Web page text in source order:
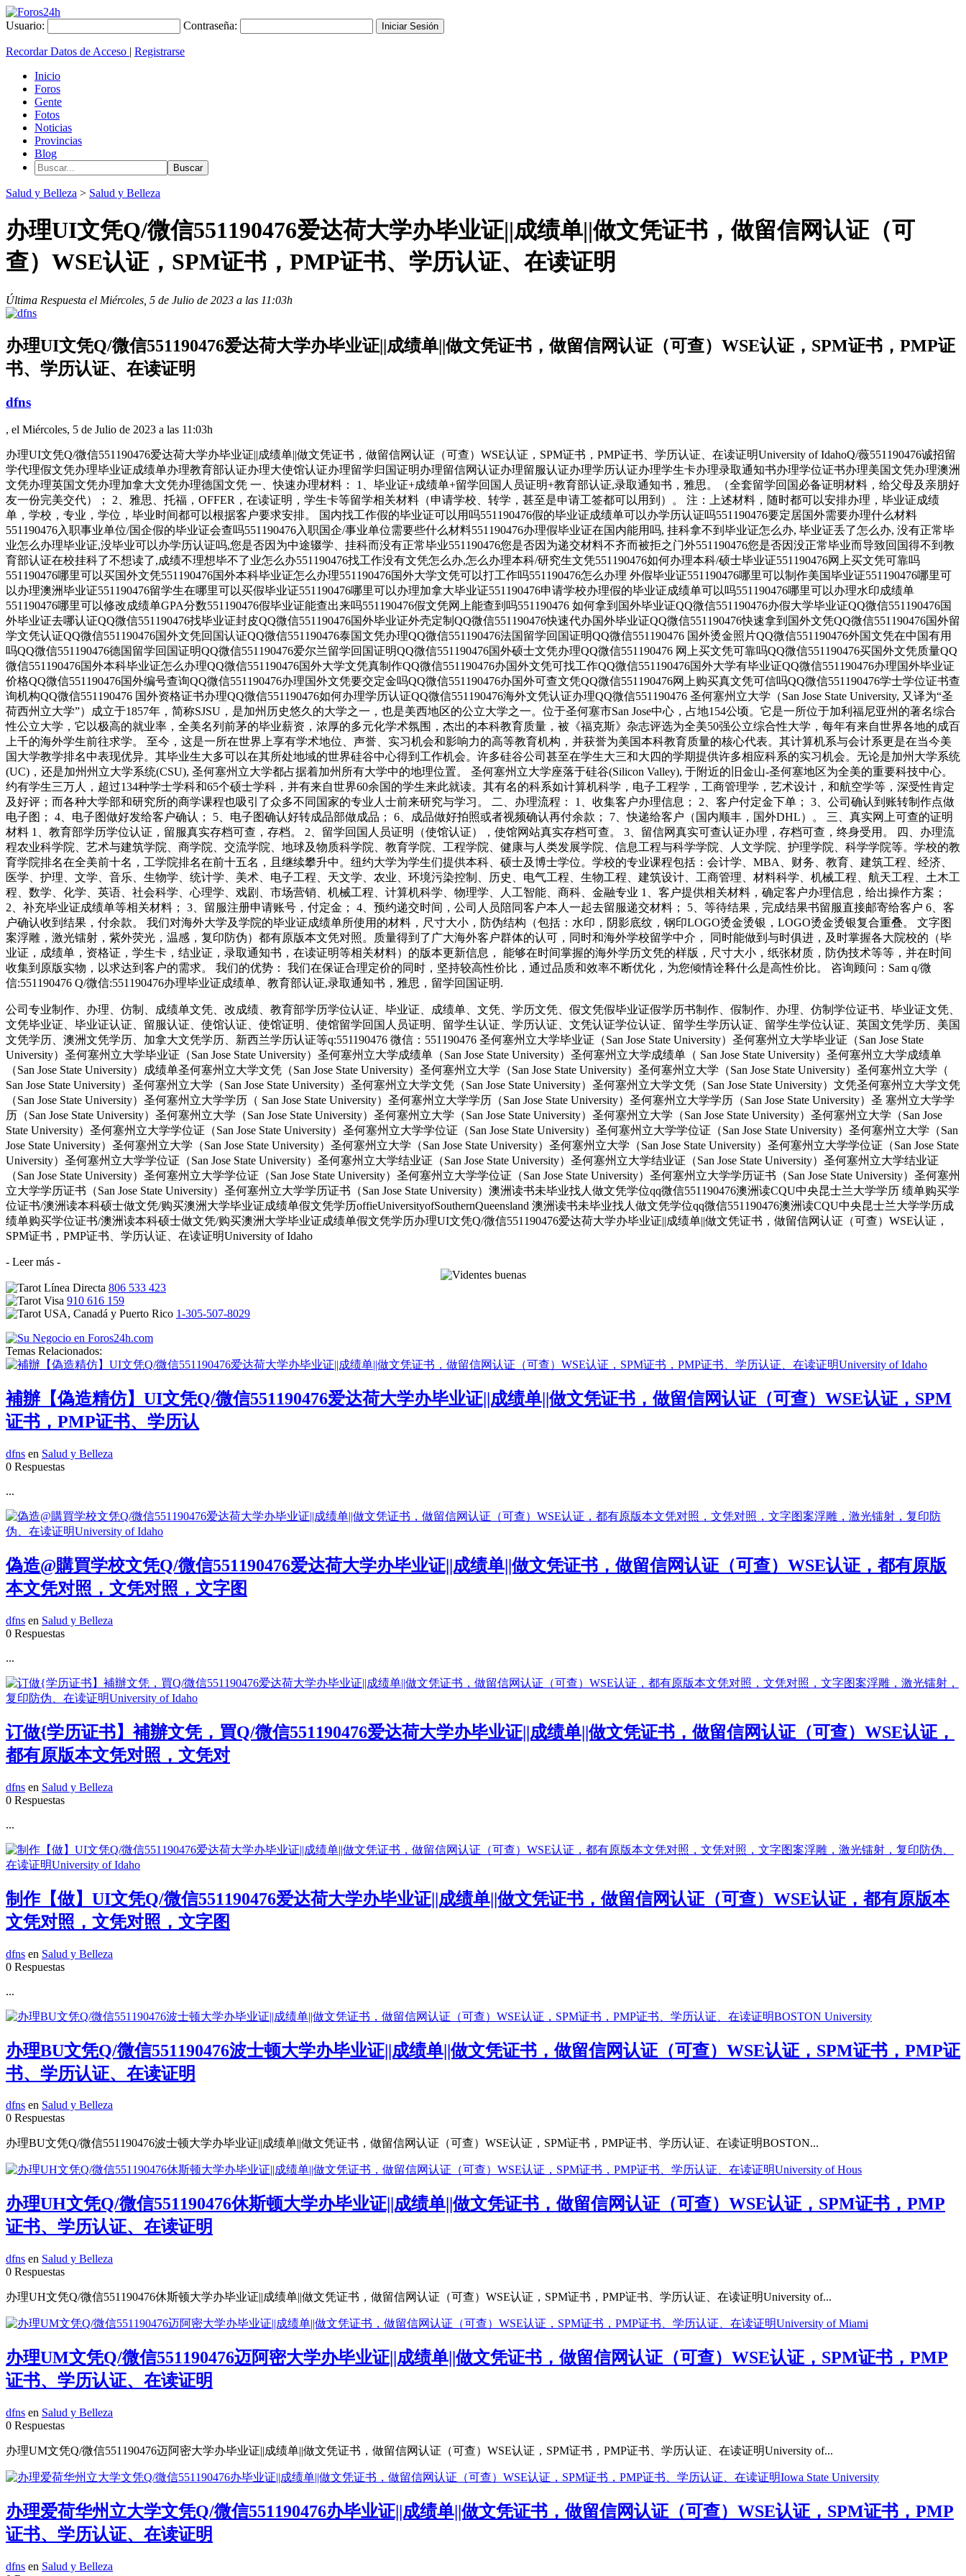
Usuario: Contraseña:
Recordar Datos de Acceso | Registrarse
Inicio
Foros
Gente
Fotos
Noticias
Provincias
Blog
Salud y Belleza > Salud y Belleza
办理UI文凭Q/微信551190476爱达荷大学办毕业证||成绩单||做文凭证书，做留信网认证（可
查）WSE认证，SPM证书，PMP证书、学历认证、在读证明
Última Respuesta el Miércoles, 5 de Julio de 2023 a las 11:03h
办理UI文凭Q/微信551190476爱达荷大学办毕业证||成绩单||做文凭证书，做留信网认证（可查）WSE认证，SPM证书，PMP证
书、学历认证、在读证明
dfns
, el Miércoles, 5 de Julio de 2023 a las 11:03h
办理UI文凭Q/微信551190476爱达荷大学办毕业证||成绩单||做文凭证书，做留信网认证（可查）WSE认证，SPM证书，PMP证书、学历认证、在读证明University of IdahoQ/薇551190476诚招留
学代理假文凭办理毕业证成绩单办理教育部认证办理大使馆认证办理留学归国证明办理留信网认证办理留服认证办理学历认证办理学生卡办理录取通知书办理学位证书办理美国文凭办理澳洲
文凭办理英国文凭办理加拿大文凭办理德国文凭 一、快速办理材料： 1、毕业证+成绩单+留学回国人员证明+教育部认证,录取通知书，雅思。（全套留学回国必备证明材料，给父母及亲朋好
友一份完美交代）； 2、雅思、托福，OFFER，在读证明，学生卡等留学相关材料（申请学校、转学，甚至是申请工签都可以用到）。 注：上述材料，随时都可以安排办理，毕业证成绩
单，学校，专业，学位，毕业时间都可以根据客户要求安排。 国内找工作假的毕业证可以用吗551190476假的毕业证成绩单可以办学历认证吗551190476要定居国外需要办理什么材料
551190476入职事业单位/国企假的毕业证会查吗551190476入职国企/事业单位需要些什么材料551190476办理假毕业证在国内能用吗, 挂科拿不到毕业证怎么办, 毕业证丢了怎么办, 没有正常毕
业怎么办理毕业证,没毕业可以办学历认证吗,您是否因为中途辍学、挂科而没有正常毕业551190476您是否因为递交材料不齐而被拒之门外551190476您是否因没正常毕业而导致回国得不到教
育部认证在校挂科了不想读了,成绩不理想毕不了业怎么办551190476找工作没有文凭怎么办,怎么办理本科/研究生文凭551190476如何办理本科/硕士毕业证551190476网上买文凭可靠吗
551190476哪里可以买国外文凭551190476国外本科毕业证怎么办理551190476国外大学文凭可以打工作吗551190476怎么办理 外假毕业证551190476哪里可以制作美国毕业证551190476哪里可
以办理澳洲毕业证551190476留学生在哪里可以买假毕业证551190476哪里可以办理加拿大毕业证551190476申请学校办理假的毕业证成绩单可以吗551190476哪里可以办理水印成绩单
551190476哪里可以修改成绩单GPA分数551190476假毕业证能查出来吗551190476假文凭网上能查到吗551190476 如何拿到国外毕业证QQ微信551190476办假大学毕业证QQ微信551190476国
外毕业证去哪认证QQ微信551190476找毕业证封皮QQ微信551190476国外毕业证外壳定制QQ微信551190476快速代办国外毕业证QQ微信551190476快速拿到国外文凭QQ微信551190476国外留
学文凭认证QQ微信551190476国外文凭回国认证QQ微信551190476泰国文凭办理QQ微信551190476法国留学回国证明QQ微信551190476 国外烫金照片QQ微信551190476外国文凭在中国有用
吗QQ微信551190476德国留学回国证明QQ微信551190476爱尔兰留学回国证明QQ微信551190476国外硕士文凭办理QQ微信551190476 网上买文凭可靠吗QQ微信551190476买国外文凭质量QQ
微信551190476国外本科毕业证怎么办理QQ微信551190476国外大学文凭真制作QQ微信551190476办国外文凭可找工作QQ微信551190476国外大学有毕业证QQ微信551190476办理国外毕业证
价格QQ微信551190476国外编号查询QQ微信551190476办理国外文凭要交定金吗QQ微信551190476办国外可查文凭QQ微信551190476网上购买真文凭可信吗QQ微信551190476学士学位证书查
询机构QQ微信551190476 国外资格证书办理QQ微信551190476如何办理学历认证QQ微信551190476海外文凭认证办理QQ微信551190476 圣何塞州立大学（San Jose State University, 又译为“圣
荷西州立大学”）成立于1857年，简称SJSU，是加州历史悠久的大学之一，也是美西地区的公立大学之一。位于圣何塞市San Jose中心，占地154公顷。它是一所位于加利福尼亚州的著名综合
性公立大学，它以极高的就业率，全美名列前茅的毕业薪资，浓厚的多元化学术氛围，杰出的本科教育质量，被《福克斯》杂志评选为全美50强公立综合性大学，每年有来自世界各地的成百
上千的海外学生前往求学。 至今，这是一所在世界上享有学术地位、声誉、实习机会和影响力的高等教育机构，并获誉为美国本科教育质量的核心代表。其计算机系与会计系更是在当今美
国大学教学排名中表现优异。其毕业生大多可以在其所处地域的世界硅谷中心得到工作机会。许多硅谷公司甚至在学生大三和大四的学期提供许多相应科系的实习机会。无论是加州大学系统
(UC)，还是加州州立大学系统(CSU), 圣何塞州立大学都占据着加州所有大学中的地理位置。 圣何塞州立大学座落于硅谷(Silicon Valley), 于附近的旧金山-圣何塞地区为全美的重要科技中心。
约有学生三万人，超过134种学士学科和65个硕士学科，并有来自世界60余国的学生来此就读。其有名的科系如计算机科学，电子工程学，工商管理学，艺术设计，和航空学等，深受性肯定
及好评；而各种大学部和研究所的商学课程也吸引了众多不同国家的专业人士前来研究与学习。 二、办理流程： 1、收集客户办理信息； 2、客户付定金下单； 3、公司确认到账转制作点做
电子图； 4、电子图做好发给客户确认； 5、电子图确认好转成品部做成品； 6、成品做好拍照或者视频确认再付余款； 7、快递给客户（国内顺丰，国外DHL）。 三、真实网上可查的证明
材料 1、教育部学历学位认证，留服真实存档可查，存档。 2、留学回国人员证明（使馆认证），使馆网站真实存档可查。 3、留信网真实可查认证办理，存档可查，终身受用。 四、办理流
程农业科学院、艺术与建筑学院、商学院、交流学院、地球及物质科学院、教育学院、工程学院、健康与人类发展学院、信息工程与科学学院、人文学院、护理学院、科学学院等。学校的教
育学院排名在全美前十名，工学院排名在前十五名，且继续攀升中。纽约大学为学生们提供本科、硕士及博士学位。学校的专业课程包括：会计学、MBA、财务、教育、建筑工程、经济、
医学、护理、文学、音乐、生物学、统计学、美术、电子工程、天文学、农业、环境污染控制、历史、电气工程、生物工程、建筑设计、工商管理、材料科学、机械工程、航天工程、土木工
程、数学、化学、英语、社会科学、心理学、戏剧、市场营销、机械工程、计算机科学、物理学、人工智能、商科、金融专业 1、客户提供相关材料，确定客户办理信息，给出操作方案；
2、补充毕业证成绩单等相关材料； 3、留服注册申请账号，付定金； 4、预约递交时间，公司人员陪同客户本人一起去留服递交材料； 5、等待结果，完成结果书留服直接邮寄给客户 6、客
户确认收到结果，付余款。 我们对海外大学及学院的毕业证成绩单所使用的材料，尺寸大小，防伪结构（包括：水印，阴影底纹，钢印LOGO烫金烫银，LOGO烫金烫银复合重叠。 文字图
案浮雕，激光镭射，紫外荧光，温感，复印防伪）都有原版本文凭对照。质量得到了广大海外客户群体的认可，同时和海外学校留学中介， 同时能做到与时俱进，及时掌握各大院校的（毕
业证，成绩单，资格证，学生卡，结业证，录取通知书，在读证明等相关材料）的版本更新信息， 能够在时间掌握的海外学历文凭的样版，尺寸大小，纸张材质，防伪技术等等，并在时间
收集到原版实物，以求达到客户的需求。 我们的优势： 我们在保证合理定价的同时，坚持较高性价比，通过品质和效率不断优化，为您倾情诠释什么是高性价比。 咨询顾问：Sam q/微
信:551190476 Q/微信:551190476办理毕业证成绩单、教育部认证,录取通知书，雅思，留学回国证明.
公司专业制作、办理、仿制、成绩单文凭、改成绩、教育部学历学位认证、毕业证、成绩单、文凭、学历文凭、假文凭假毕业证假学历书制作、假制作、办理、仿制学位证书、毕业证文凭、
文凭毕业证、毕业证认证、留服认证、使馆认证、使馆证明、使馆留学回国人员证明、留学生认证、学历认证、文凭认证学位认证、留学生学历认证、留学生学位认证、英国文凭学历、美国
文凭学历、澳洲文凭学历、加拿大文凭学历、新西兰学历认证等q:551190476 微信：551190476 圣何塞州立大学毕业证（San Jose State University）圣何塞州立大学毕业证（San Jose State
University）圣何塞州立大学毕业证（San Jose State University）圣何塞州立大学成绩单（San Jose State University）圣何塞州立大学成绩单（ San Jose State University）圣何塞州立大学成绩单
（San Jose State University）成绩单圣何塞州立大学文凭（San Jose State University）圣何塞州立大学（San Jose State University）圣何塞州立大学（San Jose State University）圣何塞州立大学（
San Jose State University）圣何塞州立大学（San Jose State University）圣何塞州立大学文凭（San Jose State University）圣何塞州立大学文凭（San Jose State University）文凭圣何塞州立大学文凭
（San Jose State University）圣何塞州立大学学历（ San Jose State University）圣何塞州立大学学历（San Jose State University）圣何塞州立大学学历（San Jose State University）圣 塞州立大学学
历（San Jose State University）圣何塞州立大学（San Jose State University）圣何塞州立大学（San Jose State University）圣何塞州立大学（San Jose State University）圣何塞州立大学（San Jose
State University）圣何塞州立大学学位证（San Jose State University）圣何塞州立大学学位证（San Jose State University）圣何塞州立大学学位证（San Jose State University）圣何塞州立大学（San
Jose State University）圣何塞州立大学（San Jose State University）圣何塞州立大学（San Jose State University）圣何塞州立大学（San Jose State University）圣何塞州立大学学位证（San Jose State
University）圣何塞州立大学学位证（San Jose State University）圣何塞州立大学结业证（San Jose State University）圣何塞州立大学结业证（San Jose State University）圣何塞州立大学结业证
（San Jose State University）圣何塞州立大学学位证（San Jose State University）圣何塞州立大学学位证（San Jose State University）圣何塞州立大学学历证书（San Jose State University）圣何塞州
立大学学历证书（San Jose State University）圣何塞州立大学学历证书（San Jose State University）澳洲读书未毕业找人做文凭学位qq微信551190476澳洲读CQU中央昆士兰大学学历 绩单购买学
位证书/澳洲读本科硕士做文凭/购买澳洲大学毕业证成绩单假文凭学历offieUniversityofSouthernQueensland 澳洲读书未毕业找人做文凭学位qq微信551190476澳洲读CQU中央昆士兰大学学历成
绩单购买学位证书/澳洲读本科硕士做文凭/购买澳洲大学毕业证成绩单假文凭学历办理UI文凭Q/微信551190476爱达荷大学办毕业证||成绩单||做文凭证书，做留信网认证（可查）WSE认证，
SPM证书，PMP证书、学历认证、在读证明University of Idaho
- Leer más -
806 533 423
910 616 159
1-305-507-8029
Temas Relacionados:
補辦【偽造精仿】UI文凭Q/微信551190476爱达荷大学办毕业证||成绩单||做文凭证书，做留信网认证（可查）WSE认证，SPM
证书，PMP证书、学历认
dfns en Salud y Belleza
0 Respuestas
...
偽造@購買学校文凭Q/微信551190476爱达荷大学办毕业证||成绩单||做文凭证书，做留信网认证（可查）WSE认证，都有原版
本文凭对照，文凭对照，文字图
dfns en Salud y Belleza
0 Respuestas
...
订做{学历证书】補辦文凭，買Q/微信551190476爱达荷大学办毕业证||成绩单||做文凭证书，做留信网认证（可查）WSE认证，
都有原版本文凭对照，文凭对
dfns en Salud y Belleza
0 Respuestas
...
制作【做】UI文凭Q/微信551190476爱达荷大学办毕业证||成绩单||做文凭证书，做留信网认证（可查）WSE认证，都有原版本
文凭对照，文凭对照，文字图
dfns en Salud y Belleza
0 Respuestas
...
办理BU文凭Q/微信551190476波士顿大学办毕业证||成绩单||做文凭证书，做留信网认证（可查）WSE认证，SPM证书，PMP证
书、学历认证、在读证明
dfns en Salud y Belleza
0 Respuestas
办理BU文凭Q/微信551190476波士顿大学办毕业证||成绩单||做文凭证书，做留信网认证（可查）WSE认证，SPM证书，PMP证书、学历认证、在读证明BOSTON...
办理UH文凭Q/微信551190476休斯顿大学办毕业证||成绩单||做文凭证书，做留信网认证（可查）WSE认证，SPM证书，PMP
证书、学历认证、在读证明
dfns en Salud y Belleza
0 Respuestas
办理UH文凭Q/微信551190476休斯顿大学办毕业证||成绩单||做文凭证书，做留信网认证（可查）WSE认证，SPM证书，PMP证书、学历认证、在读证明University of...
办理UM文凭Q/微信551190476迈阿密大学办毕业证||成绩单||做文凭证书，做留信网认证（可查）WSE认证，SPM证书，PMP
证书、学历认证、在读证明
dfns en Salud y Belleza
0 Respuestas
办理UM文凭Q/微信551190476迈阿密大学办毕业证||成绩单||做文凭证书，做留信网认证（可查）WSE认证，SPM证书，PMP证书、学历认证、在读证明University of...
办理爱荷华州立大学文凭Q/微信551190476办毕业证||成绩单||做文凭证书，做留信网认证（可查）WSE认证，SPM证书，PMP
证书、学历认证、在读证明
dfns en Salud y Belleza